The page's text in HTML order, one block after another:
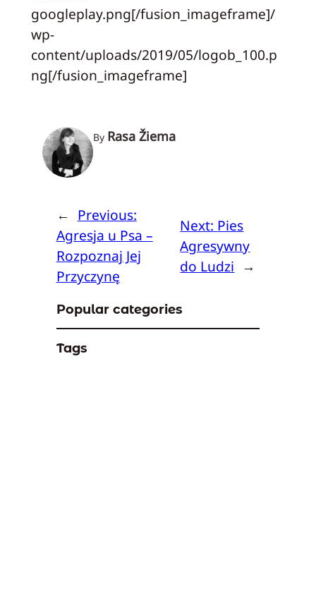
googleplay.png[/fusion_imageframe]/
wp-
content/uploads/2019/05/logob_100.p
ng[/fusion_imageframe]
By Rasa Žiema
← Previous:
Agresja u Psa –
Rozpoznaj Jej
Przyczynę
Next: Pies
Agresywny
do Ludzi →
Popular categories
Tags